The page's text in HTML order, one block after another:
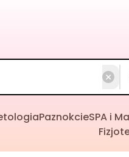
PaznokcieSPA i